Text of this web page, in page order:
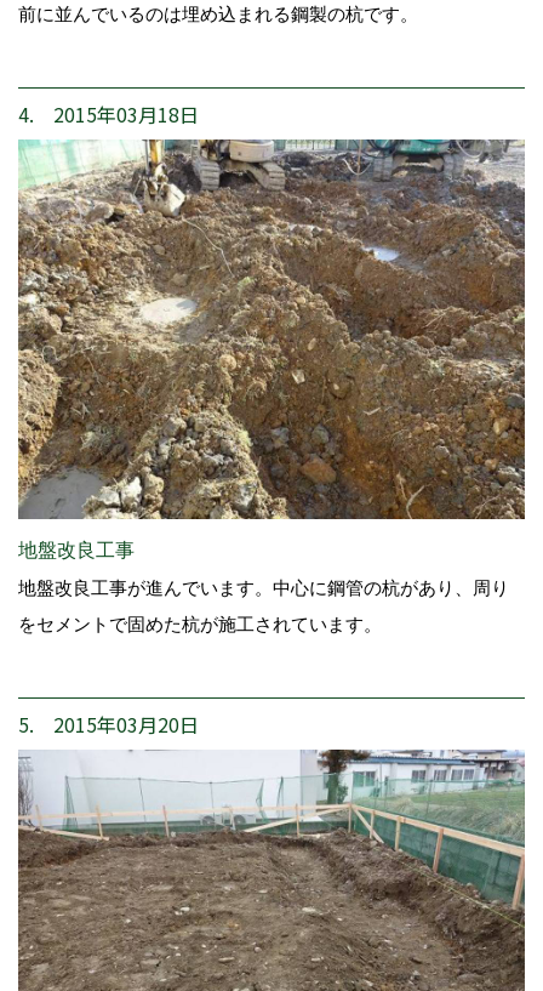
前に並んでいるのは埋め込まれる鋼製の杭です。
4. 2015年03月18日
地盤改良工事
地盤改良工事が進んでいます。中心に鋼管の杭があり、周り
をセメントで固めた杭が施工されています。
5. 2015年03月20日